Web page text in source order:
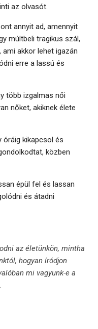
az olvasót.
annyit ad, amennyit
múltbeli tragikus szál,
akkor lehet igazán
erre a lassú és
több izgalmas női
nőket, akiknek élete
óráig kikapcsol és
közben
épül fel és lassan
és átadni
az életünkön, mintha
hogyan íródjon
mi vagyunk-e a